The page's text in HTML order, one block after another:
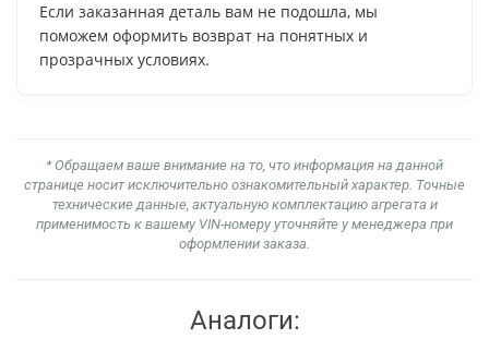
Если заказанная деталь вам не подошла, мы
поможем оформить возврат на понятных и
прозрачных условиях.
* Обращаем ваше внимание на то, что информация на данной
странице носит исключительно ознакомительный характер. Точные
технические данные, актуальную комплектацию агрегата и
применимость к вашему VIN-номеру уточняйте у менеджера при
оформлении заказа.
Аналоги: